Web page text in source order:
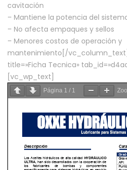
cavitación
– Mantiene la potencia del
– No afecta empaques y sellos
– Menores costos de operación y
mantenimiento[/
title=»Ficha Tecnica»
[vc_wp_text]
Página 1 / 1